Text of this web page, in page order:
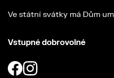
Ve státní svátky má Dům
Vstupné dobrovolné